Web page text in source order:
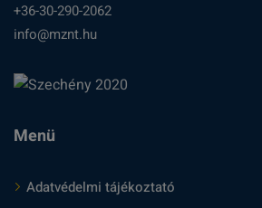
+36-30-290-2062
info@mznt.hu
Menü
Adatvédelmi tájékoztató